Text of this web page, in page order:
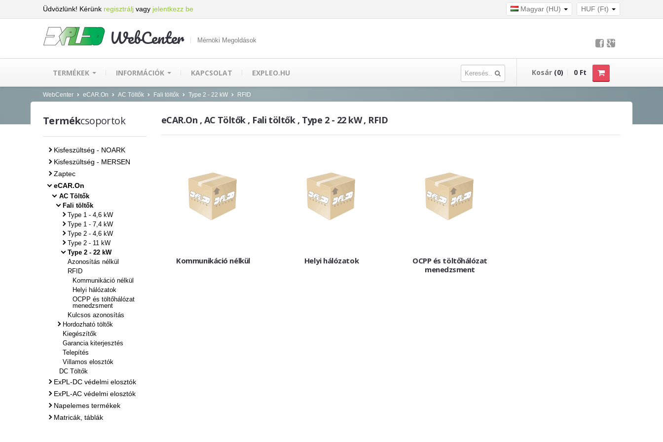
Üdvözlünk! Kérünk regisztrálj vagy jelentkezz be Magyar (HU) HUF (Ft)
WebCenter Mérnöki Megoldások
TERMÉKEK INFORMÁCIÓK KAPCSOLAT EXPLEO.HU Kosár (0) 0 Ft
WebCenter eCAR.On AC Töltők Fali töltők Type 2 - 22 kW RFID
Termékcsoportok
Kisfeszültség - NOARK
Kisfeszültség - MERSEN
Zaptec
eCAR.On
AC Töltők
Fali töltők
Type 1 - 4,6 kW
Type 1 - 7,4 kW
Type 2 - 4,6 kW
Type 2 - 11 kW
Type 2 - 22 kW
Azonosítás nélkül
RFID
Kommunikáció nélkül
Helyi hálózatok
OCPP és töltőhálózat
menedzsment
Kulcsos azonosítás
Hordozható töltők
Kiegészítők
Garancia kiterjesztés
Telepítés
Villamos elosztók
DC Töltők
ExPL-DC védelmi elosztók
ExPL-AC védelmi elosztók
Napelemes termékek
Matricák, táblák
eCAR.On , AC Töltők , Fali töltők , Type 2 - 22 kW , RFID
Kommunikáció nélkül Helyi hálózatok
OCPP és töltőhálózat
menedzsment